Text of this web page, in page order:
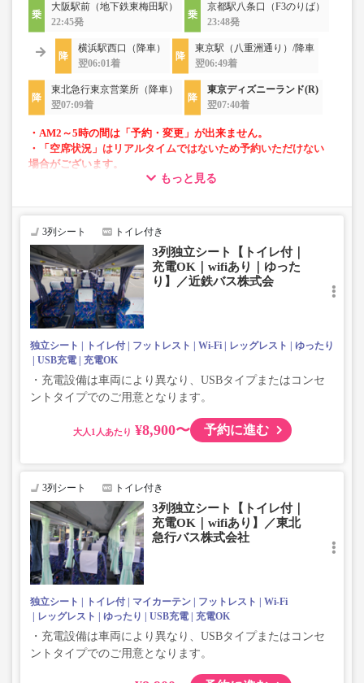
大阪駅前（地下鉄東梅田駅）
22:45発
京都駅八条口（F3のりば）
23:48発
横浜駅西口（降車）
翌06:01着
東京駅（八重洲通り）/降車
翌06:49着
東北急行東京営業所（降車）
翌07:09着
東京ディズニーランド(R)
翌07:40着
・AM2～5時の間は「予約・変更」が出来ません。
・「空席状況」はリアルタイムではないため予約いただけない
場合がございます。
・車両は予告なく変更となる場合がございます。これに伴い、
じめご了承ください。
もっと見る
3列シート トイレ付き
3列独立シート【トイレ付｜
充電OK｜wifiあり｜ゆった
り】／近鉄バス株式会
独立シート トイレ付 フットレスト Wi-Fi レッグレスト
ゆったり
USB充電
充電OK
・充電設備は車両により異なり、USBタイプまたはコンセ
ントタイプでのご用意となります。
大人 ¥8,900〜 予約に進む
3列シート トイレ付き
3列独立シート【トイレ付｜
充電OK｜wifiあり】／東北
急行バス株式会社
独立シート トイレ付 マイカーテン フットレスト
Wi-Fi
レッグレスト
ゆったり USB充電 充電OK
・充電設備は車両により異なり、USBタイプまたはコンセ
ントタイプでのご用意となります。